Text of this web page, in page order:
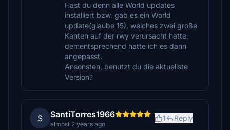
Hast du denn alle World updates
installiert bzw. gab es ein World
update(glaube 15), welches zwei große
Kanten auf der rwy verursacht hatte,
dementsprechend hatte ich es dann
angepasst.
Ansonsten, benutzt du die aktuellste
Version?
S SantiTorres1966
almost 2 years ago
1 Reply